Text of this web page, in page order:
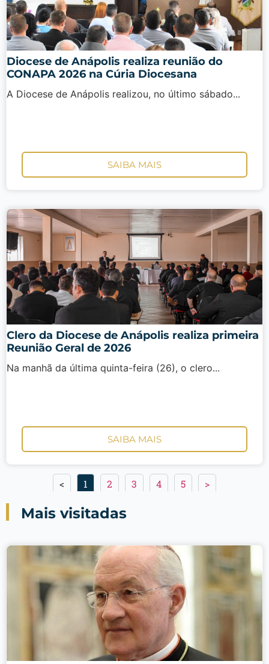
Diocese de Anápolis realiza reunião do
CONAPA 2026 na Cúria Diocesana
A Diocese de Anápolis realizou, no último sábado...
SAIBA MAIS
Clero da Diocese de Anápolis realiza primeira
Reunião Geral de 2026
Na manhã da última quinta-feira (26), o clero...
SAIBA MAIS
< 1 2 3 4 5 >
Mais visitadas